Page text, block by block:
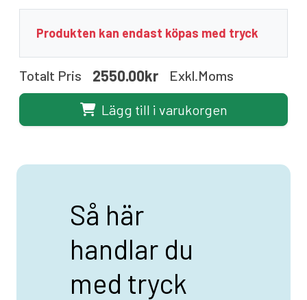
Produkten kan endast köpas med tryck
Totalt Pris 2550.00kr Exkl.moms
Lägg till i varukorgen
Så här
handlar du
med tryck